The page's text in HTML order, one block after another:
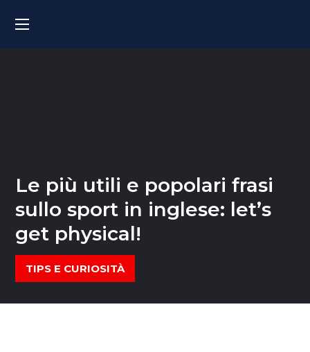
Le più utili e popolari frasi
sullo sport in inglese: let’s
get physical!
TIPS E CURIOSITÀ